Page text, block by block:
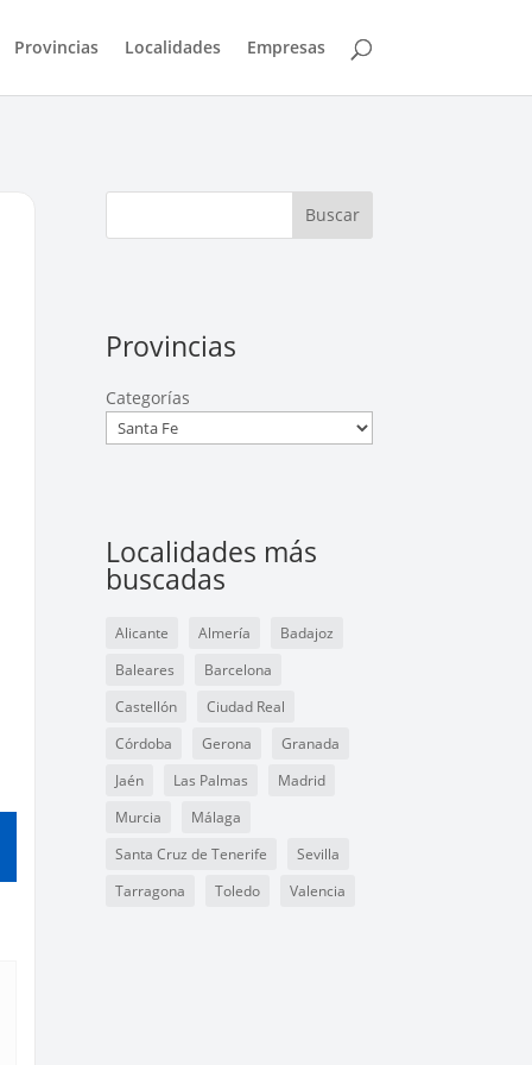
Provincias Localidades Empresas
Buscar
Provincias
Categorías
Localidades más
buscadas
Alicante Almería
Badajoz
Baleares
Barcelona
Castellón
Ciudad Real
Córdoba
Gerona
Granada
Jaén
Las Palmas
Madrid
Murcia
Málaga
Santa Cruz de Tenerife
Sevilla
Tarragona
Toledo Valencia